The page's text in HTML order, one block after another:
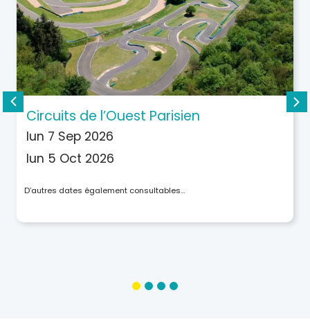
Circuits de l’Ouest Parisien
lun 7 Sep 2026
lun 5 Oct 2026
D’autres dates également consultables…